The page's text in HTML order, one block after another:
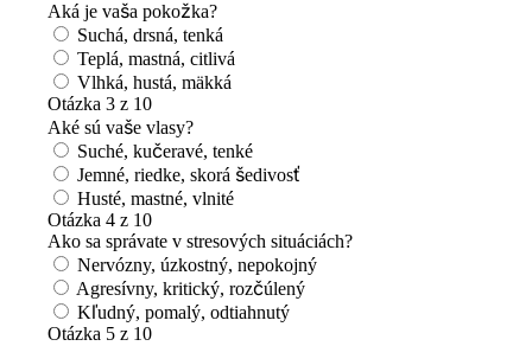
Aká je vaša pokožka?
Suchá, drsná, tenká
Teplá, mastná, citlivá
Vlhká, hustá, mäkká
Otázka 3 z 10
Aké sú vaše vlasy?
Suché, kučeravé, tenké
Jemné, riedke, skorá šedivosť
Husté, mastné, vlnité
Otázka 4 z 10
Ako sa správate v stresových situáciách?
Nervózny, úzkostný, nepokojný
Agresívny, kritický, rozčúlený
Kľudný, pomalý, odtiahnutý
Otázka 5 z 10